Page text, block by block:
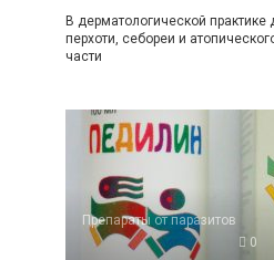
В дерматологической практике
перхоти, себореи и
части
Препараты от паразитов
0